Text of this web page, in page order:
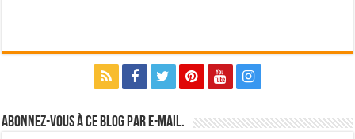
Abonnez-vous à ce blog par e-mail.